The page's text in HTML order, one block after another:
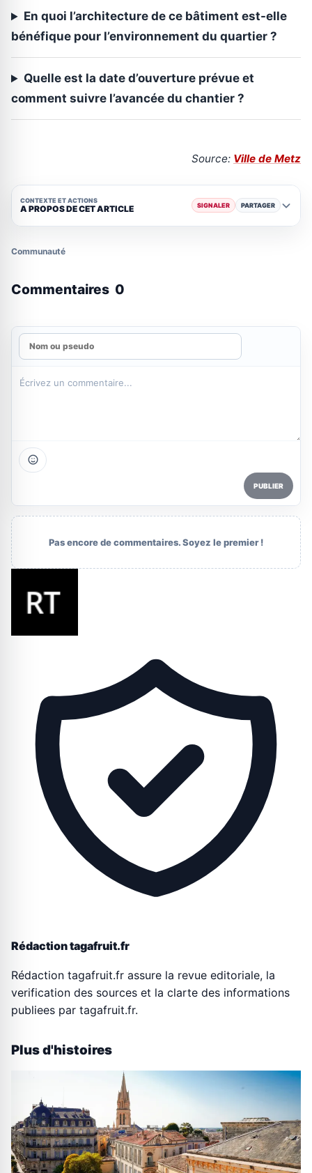
En quoi l’architecture de ce bâtiment est-elle
bénéfique pour l’environnement du quartier ?
Quelle est la date d’ouverture prévue et
comment suivre l’avancée du chantier ?
Source: Ville de Metz
CONTEXTE ET ACTIONS
A PROPOS DE CET ARTICLE SIGNALER PARTAGER
Communauté
Commentaires 0
PUBLIER
Pas encore de commentaires. Soyez le premier !
Rédaction tagafruit.fr
Rédaction tagafruit.fr assure la revue editoriale, la
verification des sources et la clarte des informations
publiees par tagafruit.fr.
Plus d'histoires